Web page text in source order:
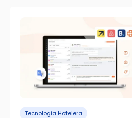
Tecnologia Hotelera